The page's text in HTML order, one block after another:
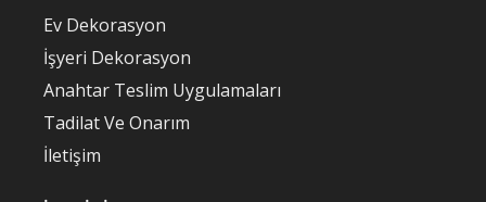
Ev Dekorasyon
İşyeri Dekorasyon
Anahtar Teslim Uygulamaları
Tadilat Ve Onarım
İletişim